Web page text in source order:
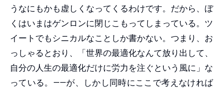
うなにもかも虚しくなってくるわけです。だから、ぼ
くはいまはゲンロンに閉じこもってしまっている。ツ
イートでもシニカルなことしか書かない。つまり、お
っしゃるとおり、「世界の最適化なんて放り出して、
自分の人生の最適化だけに労力を注ぐという風に」な
っている。——が、しかし同時にここで考えなければ